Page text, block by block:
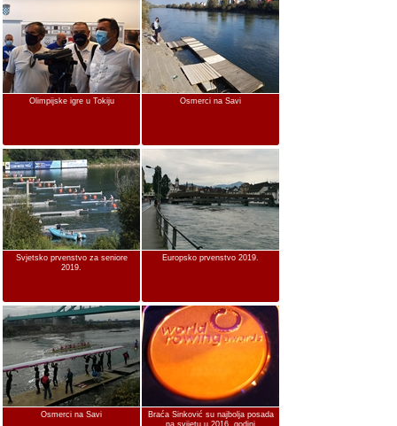
Olimpijske igre u Tokiju Osmerci na Savi
Svjetsko prvenstvo za seniore
2019.
Europsko prvenstvo 2019.
Osmerci na Savi
Braća Sinković su najbolja posada